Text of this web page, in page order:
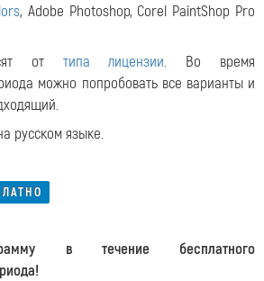
, Adobe Photoshop, Corel PaintShop Pro
от типа лицензии. Во время
можно попробовать все варианты и
русском языке.
в течение бесплатного